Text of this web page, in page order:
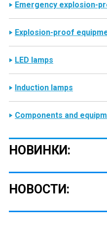
Emergency explosion-
Explosion-proof
LED lamps
Induction lamps
Components and
НОВИНКИ:
НОВОСТИ: